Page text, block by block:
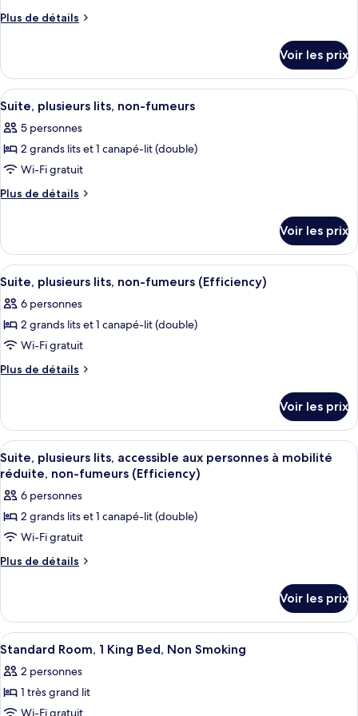
personnes
à
non-
fumeurs
accessible
aux
mobilité
réduite,
non-
fumeurs
ce
chambre :
Suite,
plusieurs
lits,
non-
fumeurs
Plus de détails
Plus
le
type
de
chambre
Suite,
plusieurs
non-
fumeurs
Voir les prix
Afficher
toutes
les
photos
pour
ce
chambre :
Suite,
plusieurs
lits,
non-
fumeurs
Un salon avec un canapé bleu, deux
1
Suite, plusieurs lits, non-fumeurs
5 personnes
2 grands lits et 1 canapé-lit (double)
Wi-Fi gratuit
Plus de détails
Plus
le
type
de
chambre
Suite,
plusieurs
non-
fumeurs
Voir les prix
Afficher
toutes
les
photos
pour
ce
chambre :
Suite,
plusieurs
lits,
non-
fumeurs
(Efficiency)
Une cuisine dotée de meubles en
4
Suite, plusieurs lits, non-fumeurs (Efficiency)
6 personnes
2 grands lits et 1 canapé-lit (double)
Wi-Fi gratuit
Plus de détails
Plus
le
type
de
chambre
plusieurs
lits,
fumeurs
(Efficiency)
Voir les prix
Afficher
toutes
les
photos
pour
ce
type
Suite,
plusieurs
lits,
accessible
aux
personnes
Une chambre d’hôtel avec deux
3
Suite, plusieurs lits, accessible aux personnes à mobilité
réduite, non-fumeurs (Efficiency)
6 personnes
2 grands lits et 1 canapé-lit (double)
Wi-Fi gratuit
Plus de détails
Plus
le
type
de
Suite,
plusieurs
Voir les prix
Afficher
toutes
les
photos
Une chambre d’hôtel équipée
1
Standard Room, 1 King Bed, Non Smoking
2 personnes
1 très grand lit
Wi-Fi gratuit